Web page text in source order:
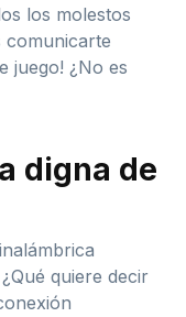
los molestos
comunicarte
juego! ¿No es
digna de
quiere decir